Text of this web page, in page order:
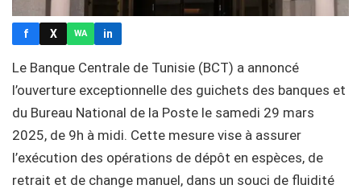
f X WA in
Le Banque Centrale de Tunisie (BCT) a annoncé
l’ouverture exceptionnelle des guichets des banques et
du Bureau National de la Poste le samedi 29 mars
2025, de 9h à midi. Cette mesure vise à assurer
l’exécution des opérations de dépôt en espèces, de
retrait et de change manuel, dans un souci de fluidité